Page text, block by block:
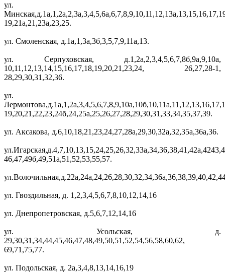
ул.
19,21а,21,23а,23,25.
ул. Смоленская, д.1а,1,3а,3б,3,5,7,9,11а,13.
ул. Серпуховская, д.1,2а,2,3,4,5,6,7,8б,9а,9,10а,
10,11,12,13,14,15,16,17,18,19,20,21,23,24, 26,27,28-1,
28,29,30,31,32,36.
ул.
19,20,21,22,23,24б,24,25а,25,26,27,28,29,30,31,33,34,35,37,39.
ул. Аксакова, д.6,10,18,21,23,24,27,28а,29,30,32а,32,35а,36а,36.
46,47,49б,49,51а,51,52,53,55,57.
ул. Гвоздильная, д. 1,2,3,4,5,6,7,8,10,12,14,16
ул. Днепропетровская, д.5,6,7,12,14,16
ул. Усольская, д.
29,30,31,34,44,45,46,47,48,49,50,51,52,54,56,58,60,62,
69,71,75,77.
ул. Подольская, д. 2а,3,4,8,13,14,16,19